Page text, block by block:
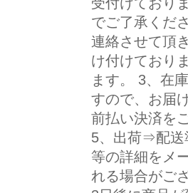
でご了承くだ
連絡させて頂
け付けており
ます。 3、在
すので、お届
前払い決済を
5、出荷⇒配送
等の詳細をメ
れる場合がご